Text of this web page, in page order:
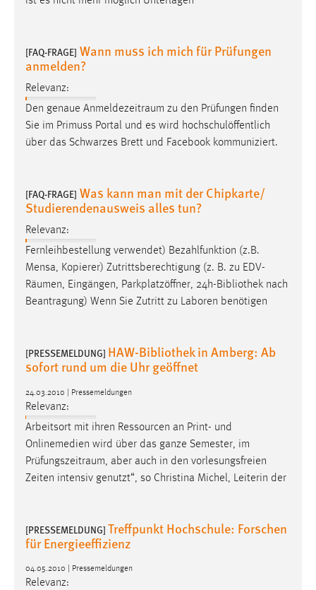
[FAQ-FRAGE] Wann muss ich mich für Prüfungen
anmelden?
Relevanz:
Den genaue Anmeldezeitraum zu den Prüfungen finden
Sie im Primuss Portal und es wird hochschulöffentlich
über das Schwarzes Brett und Facebook kommuniziert.
[FAQ-FRAGE] Was kann man mit der Chipkarte/
Studierendenausweis alles tun?
Relevanz:
Fernleihbestellung verwendet) Bezahlfunktion (z.B.
Mensa, Kopierer) Zutrittsberechtigung (z. B. zu EDV-
Räumen, Eingängen, Parkplatzöffner, 24h-Bibliothek nach
Beantragung) Wenn Sie Zutritt zu Laboren benötigen
[PRESSEMELDUNG] HAW-Bibliothek in Amberg: Ab
sofort rund um die Uhr geöffnet
24.03.2010 | Pressemeldungen
Relevanz:
Arbeitsort mit ihren Ressourcen an Print- und
Onlinemedien wird über das ganze Semester, im
Prüfungszeitraum, aber auch in den vorlesungsfreien
Zeiten intensiv genutzt“, so Christina Michel, Leiterin der
[PRESSEMELDUNG] Treffpunkt Hochschule: Forschen
für Energieeffizienz
04.05.2010 | Pressemeldungen
Relevanz: